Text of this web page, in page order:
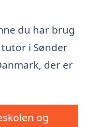
du har brug
i Sønder
der er
og